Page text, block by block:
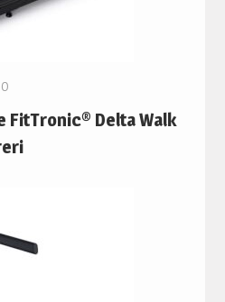
0
FitTronic® Delta Walk